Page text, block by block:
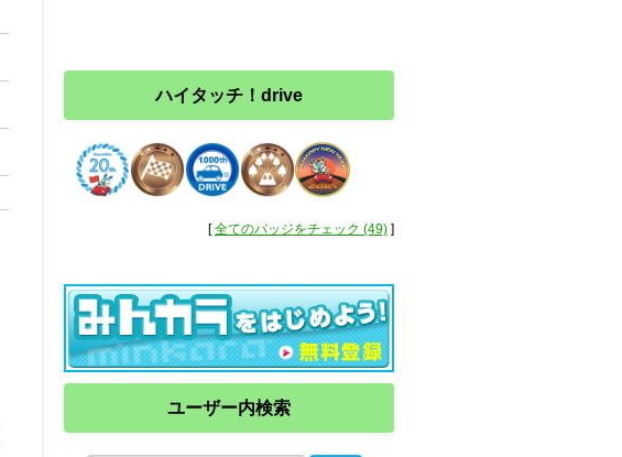
ハイタッチ！drive
[全てのバッジをチェック (49) ]
ユーザー内検索